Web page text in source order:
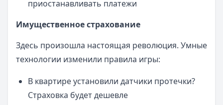
приостанавливать платежи
Имущественное страхование
Здесь произошла настоящая революция. Умные
технологии изменили правила игры:
В квартире установили датчики протечки?
Страховка будет дешевле